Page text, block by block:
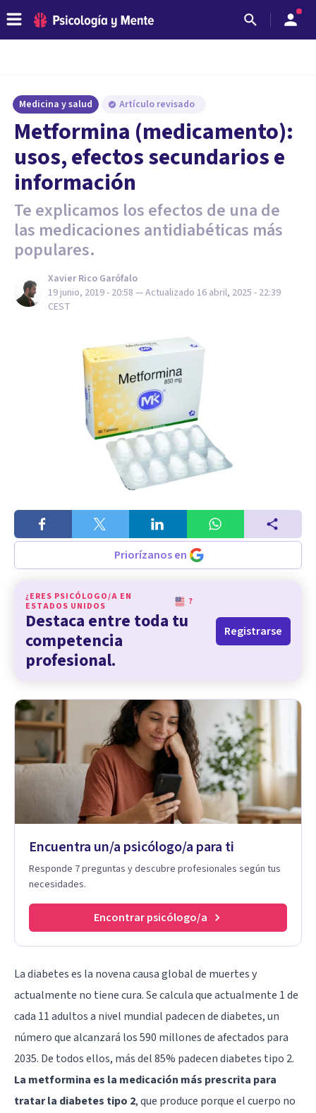
Medicina y salud Artículo revisado
Metformina (medicamento):
usos, efectos secundarios e
información
Te explicamos los efectos de una de
las medicaciones antidiabéticas más
populares.
Xavier Rico Garófalo
19 junio, 2019 - 20:58 — Actualizado 16 abril, 2025 - 22:39
CEST
Priorízanos en
¿ERES PSICÓLOGO/A EN
ESTADOS UNIDOS
?
Destaca entre toda tu
competencia
profesional.
Registrarse
Encuentra un/a psicólogo/a para ti
Responde 7 preguntas y descubre profesionales según tus
necesidades.
Encontrar psicólogo/a
La diabetes es la novena causa global de muertesy
actualmente no tiene cura. Se calcula que actualmente 1 de
cada 11 adultos a nivel mundial padecen de diabetes, un
número que alcanzará los 590 millones de afectados para
2035. De todos ellos, más del 85% padecen diabetes tipo 2.
La metformina es la medicación más prescrita para
tratar la diabetes tipo 2, que produce porque el cuerpo no